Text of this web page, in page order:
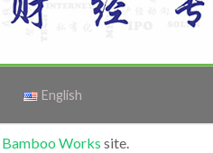
English
Bamboo Works site.